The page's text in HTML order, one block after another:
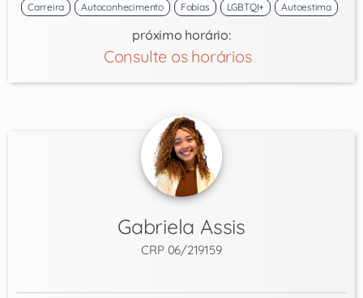
Carreira Autoconhecimento Fobias LGBTQI+ Autoestima
próximo horário:
Consulte os horários
Gabriela Assis
CRP 06/219159